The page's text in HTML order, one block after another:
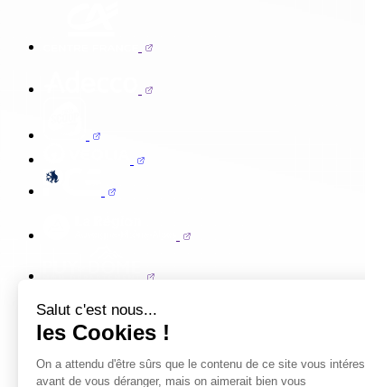
Salut c'est nous...
les Cookies !
On a attendu d'être sûrs que le contenu de ce site vous
avant de vous déranger, mais on aimerait bien vous